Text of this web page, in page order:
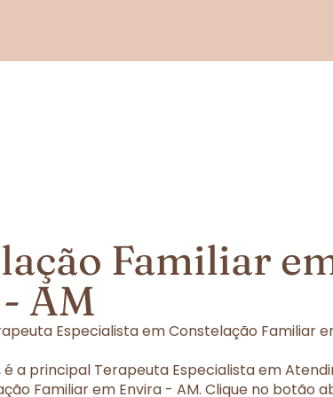
Familiar
AM
Especialista em Constelação Familiar
é a principal Terapeuta Especialista em
Familiar em Envira - AM. Clique no botão